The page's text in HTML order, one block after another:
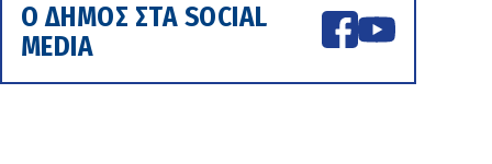
Ο ΔΗΜΟΣ ΣΤΑ SOCIAL
MEDIA